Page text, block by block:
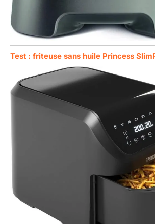
Test : friteuse sans huile Princess